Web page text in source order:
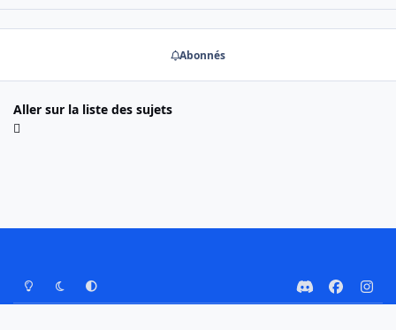
Abonnés
Aller sur la liste des sujets
Mode ClairMode SombrePréférence Système
d
i
a
n